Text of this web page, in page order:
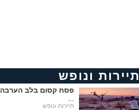
תיירות ונופש
פסח קסום בלב הערבה
תיירות ונופש